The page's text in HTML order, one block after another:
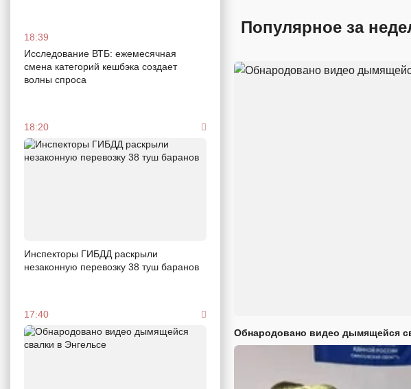
18:39
Исследование ВТБ: ежемесячная
смена категорий кешбэка создает
волны спроса
18:20
Инспекторы ГИБДД раскрыли
незаконную перевозку 38 туш баранов
17:40
Популярное за
Обнародовано видео дымящейся